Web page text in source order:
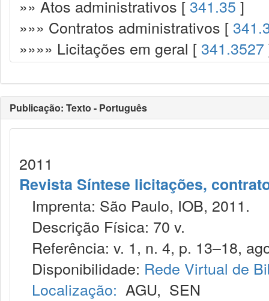
»» Atos administrativos [ 341.35 ]
»»» Contratos administrativos [
»»»» Licitações em geral [ 341.3527
Publicação: Texto - Português
2011
Revista Síntese licitações,
Imprenta: São Paulo, IOB, 2011.
Descrição Física: 70 v.
Referência: v. 1, n. 4, p. 13–18,
Disponibilidade: Rede Virtual de
Localização: AGU, SEN